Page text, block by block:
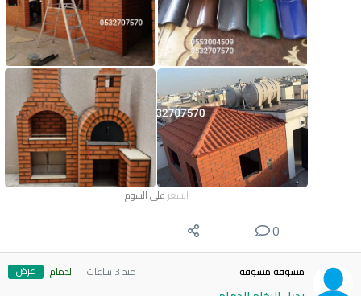
السعر على السوم
0
مسوقه مسوقه منذ 3 ساعات الدمام عرض